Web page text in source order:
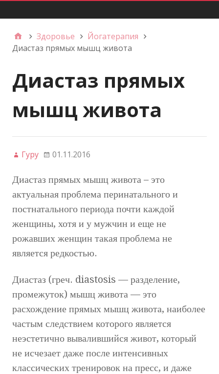
Здоровье
Йогатерапия
Диастаз прямых мышц живота
Диастаз прямых
мышц живота
Гуру 01.11.2016
Диастаз прямых мышц живота – это
актуальная проблема перинатального и
постнатального периода почти каждой
женщины, хотя и у мужчин и еще не
рожавших женщин такая проблема не
является редкостью.
Диастаз (греч. diastosis — разделение,
промежуток) мышц живота — это
расхождение прямых мышц живота, наиболее
частым следствием которого является
неэстетично вывалившийся живот, который
не исчезает даже после интенсивных
классических тренировок на пресс, и даже